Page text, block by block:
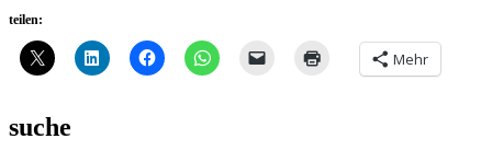
teilen:
Mehr
suche